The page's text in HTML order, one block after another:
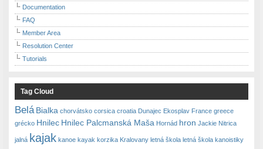
Documentation
FAQ
Member Area
Resolution Center
Tutorials
Tag Cloud
Belá Bialka chorvátsko corsica croatia Dunajec Ekosplav France greece
grécko Hnilec Hnilec Palcmanská Maša Hornád hron Jackie Nitrica
jalná kajak kanoe kayak korzika Kralovany letná škola letná škola kanoistiky